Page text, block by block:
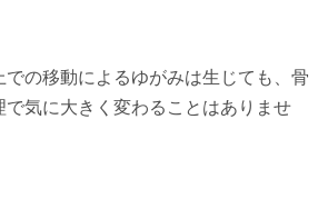
の移動によるゆがみは生じても、骨
気に大きく変わることはありませ